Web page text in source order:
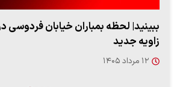
"کوماموتو" ژاپن ۹ روز…
۱۶ مرداد ۱۴۰۵